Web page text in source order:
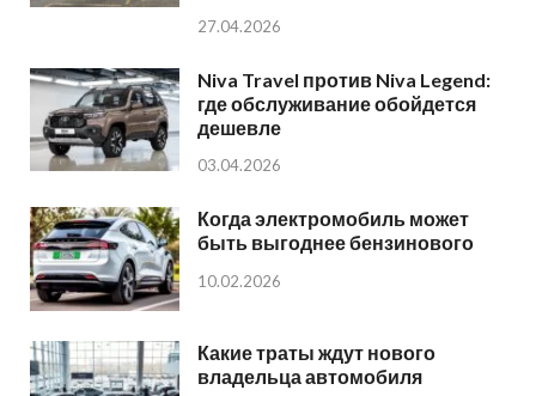
27.04.2026
Niva Travel против Niva Legend:
где обслуживание обойдется
дешевле
03.04.2026
Когда электромобиль может
быть выгоднее бензинового
10.02.2026
Какие траты ждут нового
владельца автомобиля